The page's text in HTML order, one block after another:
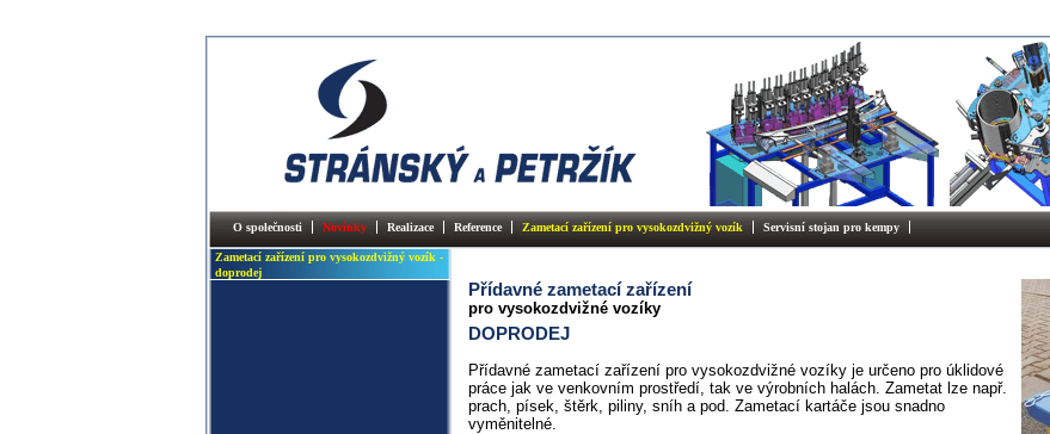
O společnosti Novinky Realizace Reference Zametací zařízení pro vysokozdvižný vozík Servisní stojan pro kempy
Zametací zařízení pro vysokozdvižný vozík -
doprodej
Přídavné zametací zařízení
pro vysokozdvižné vozíky
DOPRODEJ
Přídavné zametací zařízení pro vysokozdvižné vozíky je určeno pro úklidové
práce jak ve venkovním prostředí, tak ve výrobních halách. Zametat lze např.
prach, písek, štěrk, piliny, sníh a pod. Zametací kartáče jsou snadno
vyměnitelné.